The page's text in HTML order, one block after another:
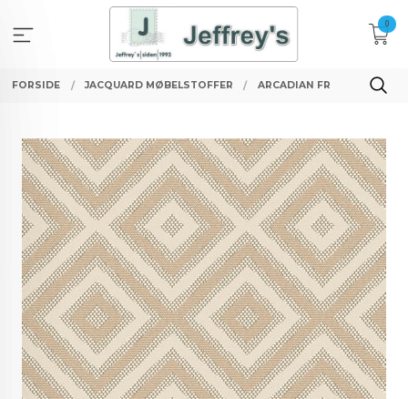
innholdet
0
FORSIDE JACQUARD MØBELSTOFFER ARCADIAN FR